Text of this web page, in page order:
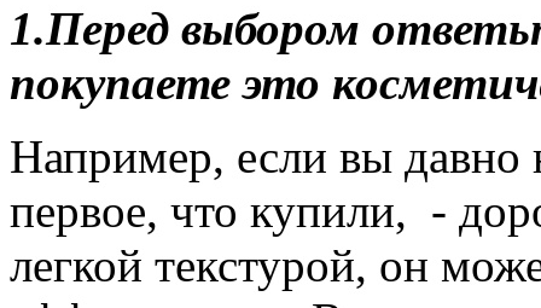
1.Перед выбором
покупаете это
Например, если вы давно
первое, что купили, -
легкой текстурой, он